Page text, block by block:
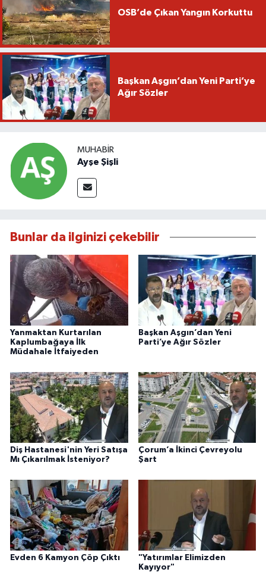
OSB’de Çıkan Yangın Korkuttu
Başkan Aşgın’dan Yeni Parti’ye
Ağır Sözler
MUHABIR
Ayşe Şişli
Bunlar da ilginizi çekebilir
Yanmaktan Kurtarılan
Kaplumbağaya İlk
Müdahale İtfaiyeden
Başkan Aşgın’dan Yeni
Parti’ye Ağır Sözler
Diş Hastanesi'nin Yeri Satışa
Mı Çıkarılmak İsteniyor?
Çorum’a İkinci Çevreyolu
Şart
Evden 6 Kamyon Çöp Çıktı
"Yatırımlar Elimizden
Kayıyor"